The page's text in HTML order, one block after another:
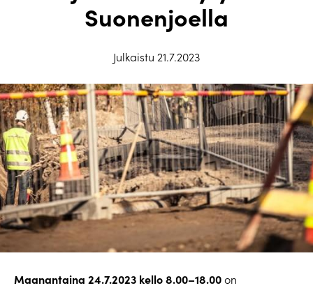
Suonenjoella
Julkaistu 21.7.2023
Maanantaina 24.7.2023 kello 8.00–18.00on